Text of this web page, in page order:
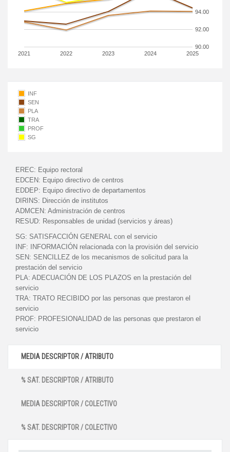
2021 2022 2023 2024 2025
90.00
92.00
94.00
INF
SEN
PLA
TRA
PROF
SG
EREC: Equipo rectoral
EDCEN: Equipo directivo de centros
EDDEP: Equipo directivo de departamentos
DIRINS: Dirección de institutos
ADMCEN: Administración de centros
RESUD: Responsables de unidad (servicios y áreas)
SG: SATISFACCIÓN GENERAL con el servicio
INF:
INFORMACIÓN relacionada con la provisión del servicio
SEN: SENCILLEZ de los mecanismos de solicitud para la
prestación del servicio
PLA: ADECUACIÓN DE LOS PLAZOS en la prestación del
servicio
TRA: TRATO RECIBIDO por las personas que prestaron el
servicio
PROF: PROFESIONALIDAD de las personas que prestaron el
servicio
MEDIA DESCRIPTOR / ATRIBUTO
% SAT. DESCRIPTOR / ATRIBUTO
MEDIA DESCRIPTOR / COLECTIVO
% SAT. DESCRIPTOR / COLECTIVO